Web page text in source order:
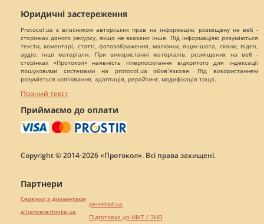
Юридичні застереження
Protocol.ua є власником авторських прав на інформацію, розміщену на веб -
сторінках даного ресурсу, якщо не вказано інше. Під інформацією розуміються
тексти, коментарі, статті, фотозображення, малюнки, ящик-шота, скани, відео,
аудіо, інші матеріали. При використанні матеріалів, розміщених на веб -
сторінках «Протокол» наявність гіперпосилання відкритого для індексації
пошуковими системами на protocol.ua обов`язкове. Під використанням
розуміється копіювання, адаптація, рерайтинг, модифікація тощо.
Повний текст
Приймаємо до оплати
Copyright © 2014-2026 «Протокол». Всі права захищені.
Партнери
Сережки з діамантами
alliancetechnika.ua
pereklad.ua
Підготовка до НМТ / ЗНО